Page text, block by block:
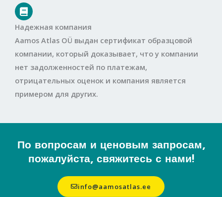
Надежная компания
Aamos Atlas OÜ выдан сертификат образцовой
компании, который доказывает, что у компании
нет задолженностей по платежам,
отрицательных оценок и компания является
примером для других.
По вопросам и ценовым запросам,
пожалуйста, свяжитесь с нами!
info@aamosatlas.ee